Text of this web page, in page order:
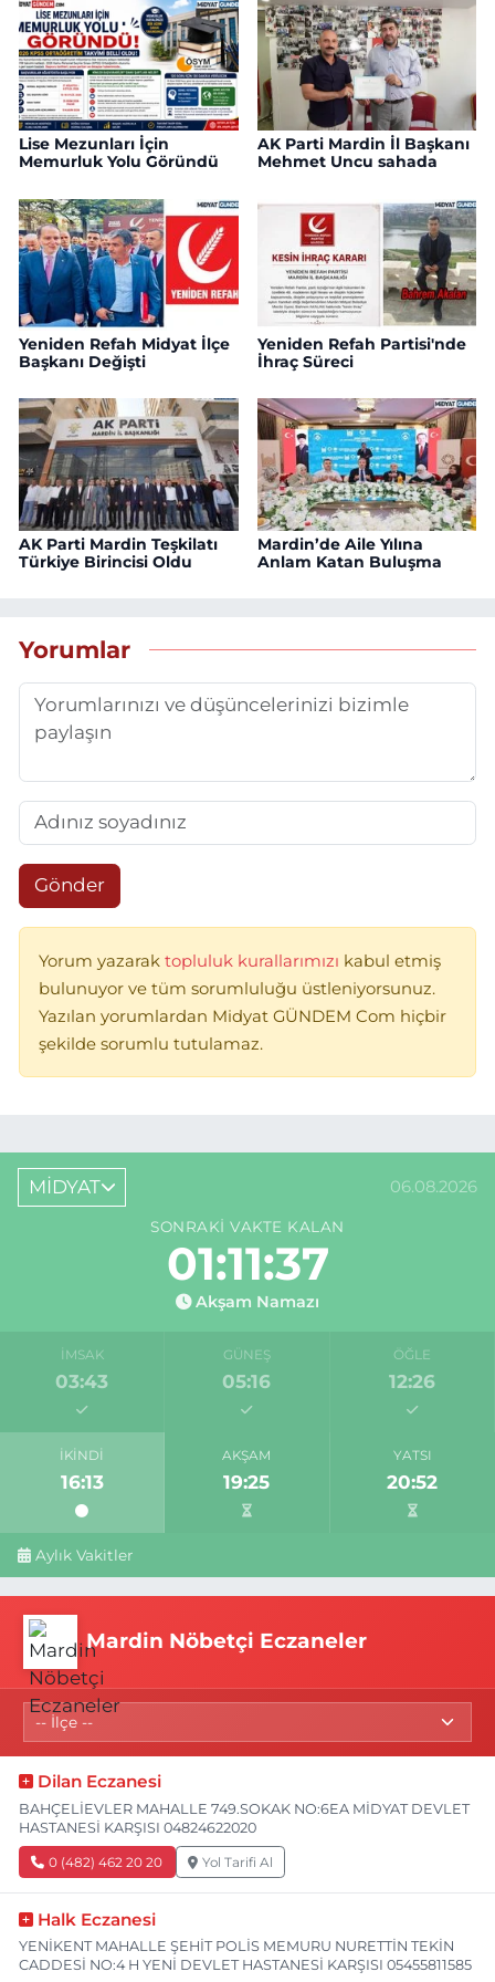
Lise Mezunları İçin
Memurluk Yolu Göründü
AK Parti Mardin İl Başkanı
Mehmet Uncu sahada
Yeniden Refah Midyat İlçe
Başkanı Değişti
Yeniden Refah Partisi'nde
İhraç Süreci
AK Parti Mardin Teşkilatı
Türkiye Birincisi Oldu
Mardin’de Aile Yılına
Anlam Katan Buluşma
Yorumlar
Gönder
Yorum yazarak topluluk kurallarımızı kabul etmiş
bulunuyor ve tüm sorumluluğu üstleniyorsunuz.
Yazılan yorumlardan Midyat GÜNDEM Com hiçbir
şekilde sorumlu tutulamaz.
MİDYAT 06.08.2026
SONRAKI VAKTE KALAN
01:11:37
Akşam Namazı
İMSAK
03:43
GÜNEŞ
05:16
ÖĞLE
12:26
İKINDI
16:13
AKŞAM
19:25
YATSI
20:52
Aylık Vakitler
Mardin Nöbetçi Eczaneler
Dilan Eczanesi
BAHÇELİEVLER MAHALLE 749.SOKAK NO:6EA MİDYAT DEVLET
HASTANESİ KARŞISI 04824622020
0 (482) 462 20 20 Yol Tarifi Al
Halk Eczanesi
YENİKENT MAHALLE ŞEHİT POLİS MEMURU NURETTİN TEKİN
CADDESİ NO:4 H YENİ DEVLET HASTANESİ KARŞISI 05455811585